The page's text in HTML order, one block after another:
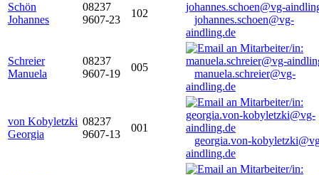
Schön
Johannes
08237
9607-23
102
johannes.schoen@vg-
aindling.de
Schreier
Manuela
08237
9607-19
005
manuela.schreier@vg-
aindling.de
von Kobyletzki
Georgia
08237
9607-13
001
georgia.von-
aindling.de